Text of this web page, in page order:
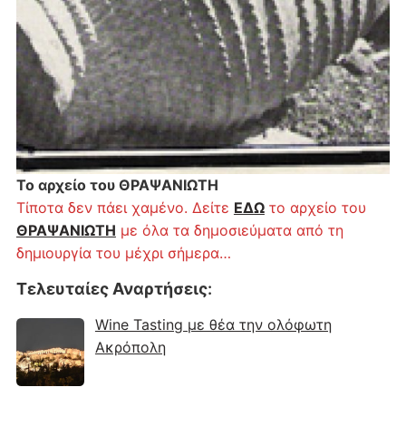
Το αρχείο του ΘΡΑΨΑΝΙΩΤΗ
Τίποτα δεν πάει χαμένο. Δείτε ΕΔΩτο αρχείο του
ΘΡΑΨΑΝΙΩΤΗ με όλα τα δημοσιεύματα από τη
δημιουργία του μέχρι σήμερα…
Τελευταίες Αναρτήσεις:
Wine Tasting με θέα την ολόφωτη
Ακρόπολη